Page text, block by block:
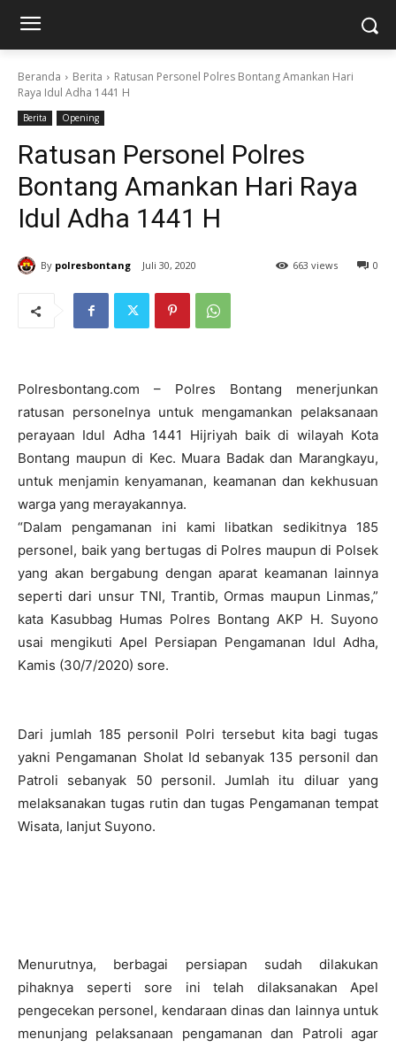
Beranda Berita
Ratusan Personel Polres Bontang Amankan Hari
Raya Idul Adha 1441 H
Berita Opening
Ratusan Personel Polres
Bontang Amankan Hari Raya
Idul Adha 1441 H
By polresbontang Juli 30, 2020 0
663 views
Polresbontang.com – Polres Bontang menerjunkan
ratusan personelnya untuk mengamankan pelaksanaan
perayaan Idul Adha 1441 Hijriyah baik di wilayah Kota
Bontang maupun di Kec. Muara Badak dan Marangkayu,
untuk menjamin kenyamanan, keamanan dan kekhusuan
warga yang merayakannya.
“Dalam pengamanan ini kami libatkan sedikitnya 185
personel, baik yang bertugas di Polres maupun di Polsek
yang akan bergabung dengan aparat keamanan lainnya
seperti dari unsur TNI, Trantib, Ormas maupun Linmas,”
kata Kasubbag Humas Polres Bontang AKP H. Suyono
usai mengikuti Apel Persiapan Pengamanan Idul Adha,
Kamis (30/7/2020) sore.
Dari jumlah 185 personil Polri tersebut kita bagi tugas
yakni Pengamanan Sholat Id sebanyak 135 personil dan
Patroli sebanyak 50 personil. Jumlah itu diluar yang
melaksanakan tugas rutin dan tugas Pengamanan tempat
Wisata, lanjut Suyono.
Menurutnya, berbagai persiapan sudah dilakukan
pihaknya seperti sore ini telah dilaksanakan Apel
pengecekan personel, kendaraan dinas dan lainnya untuk
menunjang pelaksanaan pengamanan dan Patroli agar